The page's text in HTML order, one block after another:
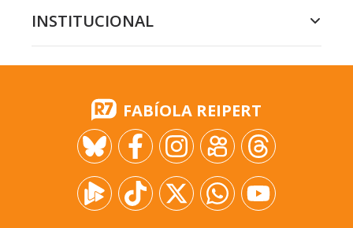
INSTITUCIONAL
FABÍOLA REIPERT